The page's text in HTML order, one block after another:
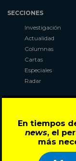
En tiempos
news, el
más
SECCIONES
Investigación
Actualidad
Columnas
Cartas
Especiales
Radar